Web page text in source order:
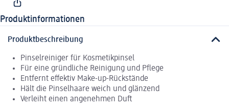
Produktinformationen
Produktbeschreibung
Pinselreiniger für Kosmetikpinsel
Für eine gründliche Reinigung und Pflege
Entfernt effektiv Make-up-Rückstände
Hält die Pinselhaare weich und glänzend
Verleiht einen angenehmen Duft